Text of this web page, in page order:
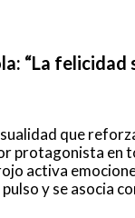
“La felicidad
que
protagonista en
activa
y se asocia